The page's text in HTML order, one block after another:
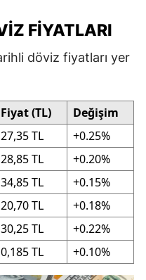
FIYATLARI
döviz fiyatları yer
Fiyat (TL)
Değişim
27,35 TL
+0.25%
28,85 TL
+0.20%
34,85 TL
+0.15%
20,70 TL
+0.18%
30,25 TL
+0.22%
0,185 TL +0.10%